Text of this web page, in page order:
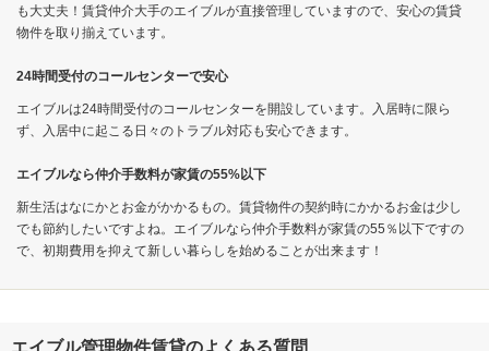
も大丈夫！賃貸仲介大手のエイブルが直接管理していますので、安心の賃貸
物件を取り揃えています。
24時間受付のコールセンターで安心
エイブルは24時間受付のコールセンターを開設しています。入居時に限ら
ず、入居中に起こる日々のトラブル対応も安心できます。
エイブルなら仲介手数料が家賃の55%以下
新生活はなにかとお金がかかるもの。賃貸物件の契約時にかかるお金は少し
でも節約したいですよね。エイブルなら仲介手数料が家賃の55％以下ですの
で、初期費用を抑えて新しい暮らしを始めることが出来ます！
エイブル管理物件賃貸のよくある質問